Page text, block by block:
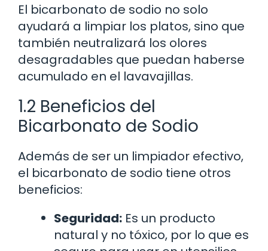
El bicarbonato de sodio no solo
ayudará a limpiar los platos, sino que
también neutralizará los olores
desagradables que puedan haberse
acumulado en el lavavajillas.
1.2 Beneficios del
Bicarbonato de Sodio
Además de ser un limpiador efectivo,
el bicarbonato de sodio tiene otros
beneficios:
Seguridad: Es un producto
natural y no tóxico, por lo que es